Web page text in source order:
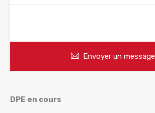
Envoyer un message
DPE en cours